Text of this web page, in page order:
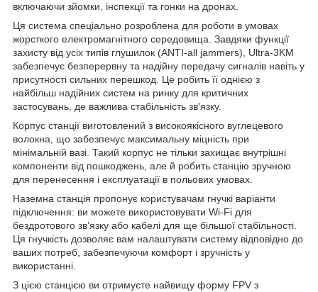
включаючи зйомки, інспекції та гонки на дронах.
Ця система спеціально розроблена для роботи в умовах
жорсткого електромагнітного середовища. Завдяки функції
захисту від усіх типів глушилок (ANTI-all jammers), Ultra-3KM
забезпечує безперервну та надійну передачу сигналів навіть у
присутності сильних перешкод. Це робить її однією з
найбільш надійних систем на ринку для критичних
застосувань, де важлива стабільність зв'язку.
Корпус станції виготовлений з високоякісного вуглецевого
волокна, що забезпечує максимальну міцність при
мінімальній вазі. Такий корпус не тільки захищає внутрішні
компоненти від пошкоджень, але й робить станцію зручною
для перенесення і експлуатації в польових умовах.
Наземна станція пропонує користувачам гнучкі варіанти
підключення: ви можете використовувати Wi-Fi для
бездротового зв’язку або кабелі для ще більшої стабільності.
Ця гнучкість дозволяє вам налаштувати систему відповідно до
ваших потреб, забезпечуючи комфорт і зручність у
використанні.
З цією станцією ви отримуєте найвищу форму FPV з